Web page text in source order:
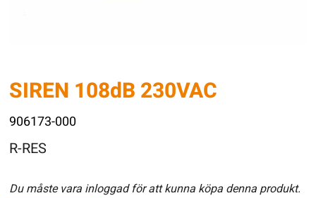
SIREN 108dB 230VAC
906173-000
R-RES
Du måste vara inloggad för att kunna köpa denna produkt.